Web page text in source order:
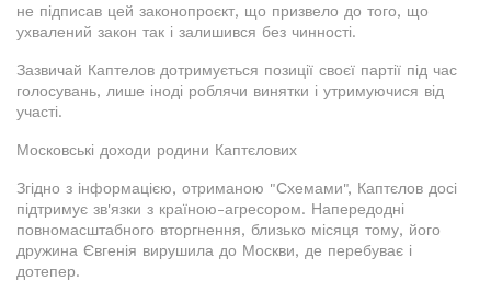
не підписав цей законопроєкт, що призвело до того, що
ухвалений закон так і залишився без чинності.
Зазвичай Каптелов дотримується позиції своєї партії під час
голосувань, лише іноді роблячи винятки і утримуючися від
участі.
Московські доходи родини Каптєлових
Згідно з інформацією, отриманою "Схемами", Каптєлов досі
підтримує зв'язки з країною-агресором. Напередодні
повномасштабного вторгнення, близько місяця тому, його
дружина Євгенія вирушила до Москви, де перебуває і
дотепер.